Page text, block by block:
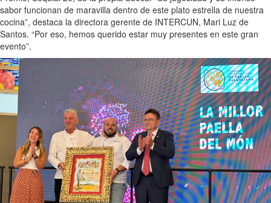
sabor funcionan de maravilla dentro de este plato estrella de nuestra
cocina”, destaca la directora gerente de INTERCUN, Mari Luz de
Santos. “Por eso, hemos querido estar muy presentes en este gran
evento”.